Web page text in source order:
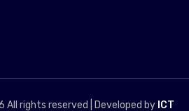
All rights reserved | Developed by ICT